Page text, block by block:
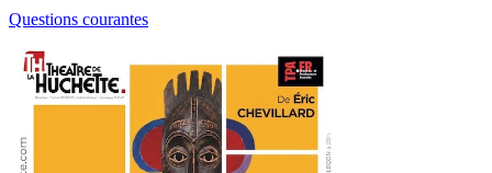
Questions courantes